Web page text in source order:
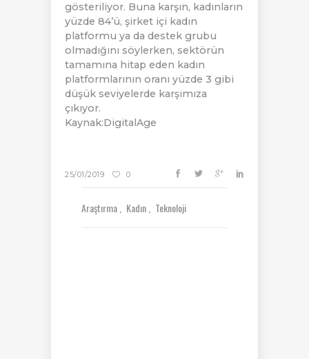
gösteriliyor. Buna karşın, kadınların
yüzde 84’ü, şirket içi kadın
platformu ya da destek grubu
olmadığını söylerken, sektörün
tamamına hitap eden kadın
platformlarının oranı yüzde 3 gibi
düşük seviyelerde karşımıza
çıkıyor.
Kaynak:DigitalAge
25/01/2019 0
Araştırma Kadın Teknoloji